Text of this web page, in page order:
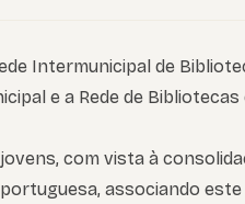
Intermunicipal de
e a Rede de Bibliotecas
com vista à
associando este